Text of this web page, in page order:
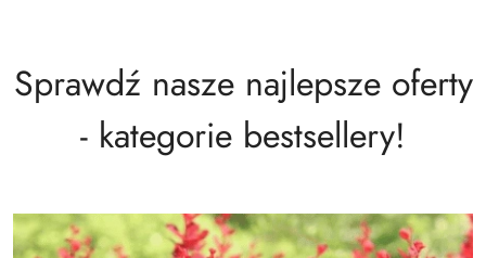
Sprawdź nasze najlepsze oferty
- kategorie bestsellery!